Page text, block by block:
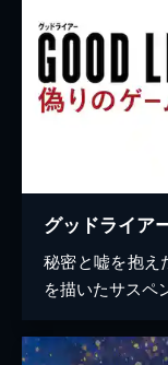
グッドライア
秘密と嘘を抱え
を描いたサスペ